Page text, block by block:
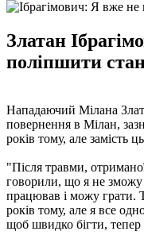
Златан
поліпшити
Нападаючий Мілана
повернення в Мілан,
років тому, але замість
"Після травми,
говорили, що я не
працював і можу грати.
років тому, але я все
щоб швидко бігти,